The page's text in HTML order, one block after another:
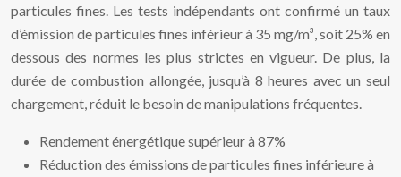
particules fines. Les tests indépendants ont confirmé un taux
d’émission de particules fines inférieur à 35 mg/m³, soit 25% en
dessous des normes les plus strictes en vigueur. De plus, la
durée de combustion allongée, jusqu’à 8 heures avec un seul
chargement, réduit le besoin de manipulations fréquentes.
Rendement énergétique supérieur à 87%
Réduction des émissions de particules fines inférieure à